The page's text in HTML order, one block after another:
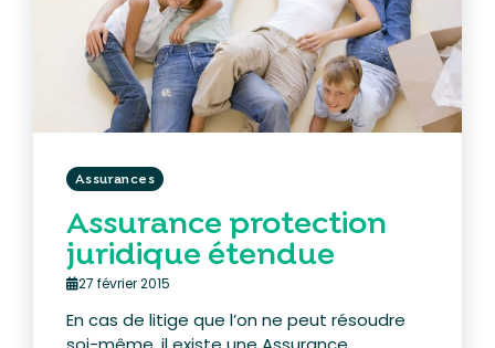
Assurances
Assurance protection
juridique étendue
27 février 2015
En cas de litige que l’on ne peut résoudre